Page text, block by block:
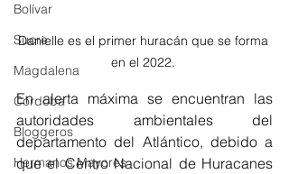
Bolívar
Sucre
Magdalena
Córdoba
Bloggeros
Hermanos Mayores
Danielle es el primer huracán que se forma
en el 2022.
En alerta máxima se encuentran las
autoridades ambientales del
departamento del Atlántico, debido a
que el Centro Nacional de Huracanes